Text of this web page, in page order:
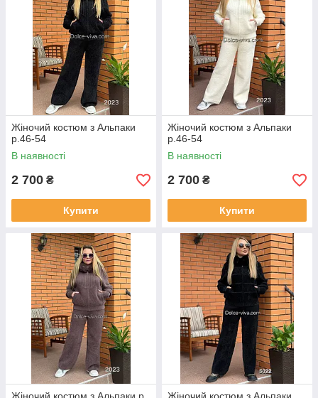
Жіночий костюм з Альпаки
р.46-54
В наявності
2 700 ₴
Купити
Жіночий костюм з Альпаки
р.46-54
В наявності
2 700 ₴
Купити